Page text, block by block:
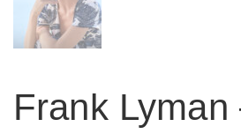
Frank Lyman